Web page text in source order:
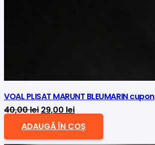
VOAL PLISAT MARUNT BLEUMARIN cupon
40,00lei Prețul
inițial
a
29,00 leiPrețul
curent
este:
ADAUGĂ ÎN COȘ